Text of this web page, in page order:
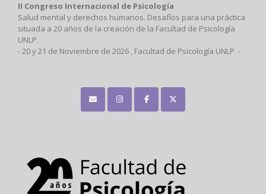
II Congreso Internacional de Psicología
Salud mental y derechos humanos. Desafíos para una práctica
situada a 20 años de la creación de la Facultad de Psicología
UNLP.
- 20 y 21 de Noviembre de 2026 , Facultad de Psicología UNLP -